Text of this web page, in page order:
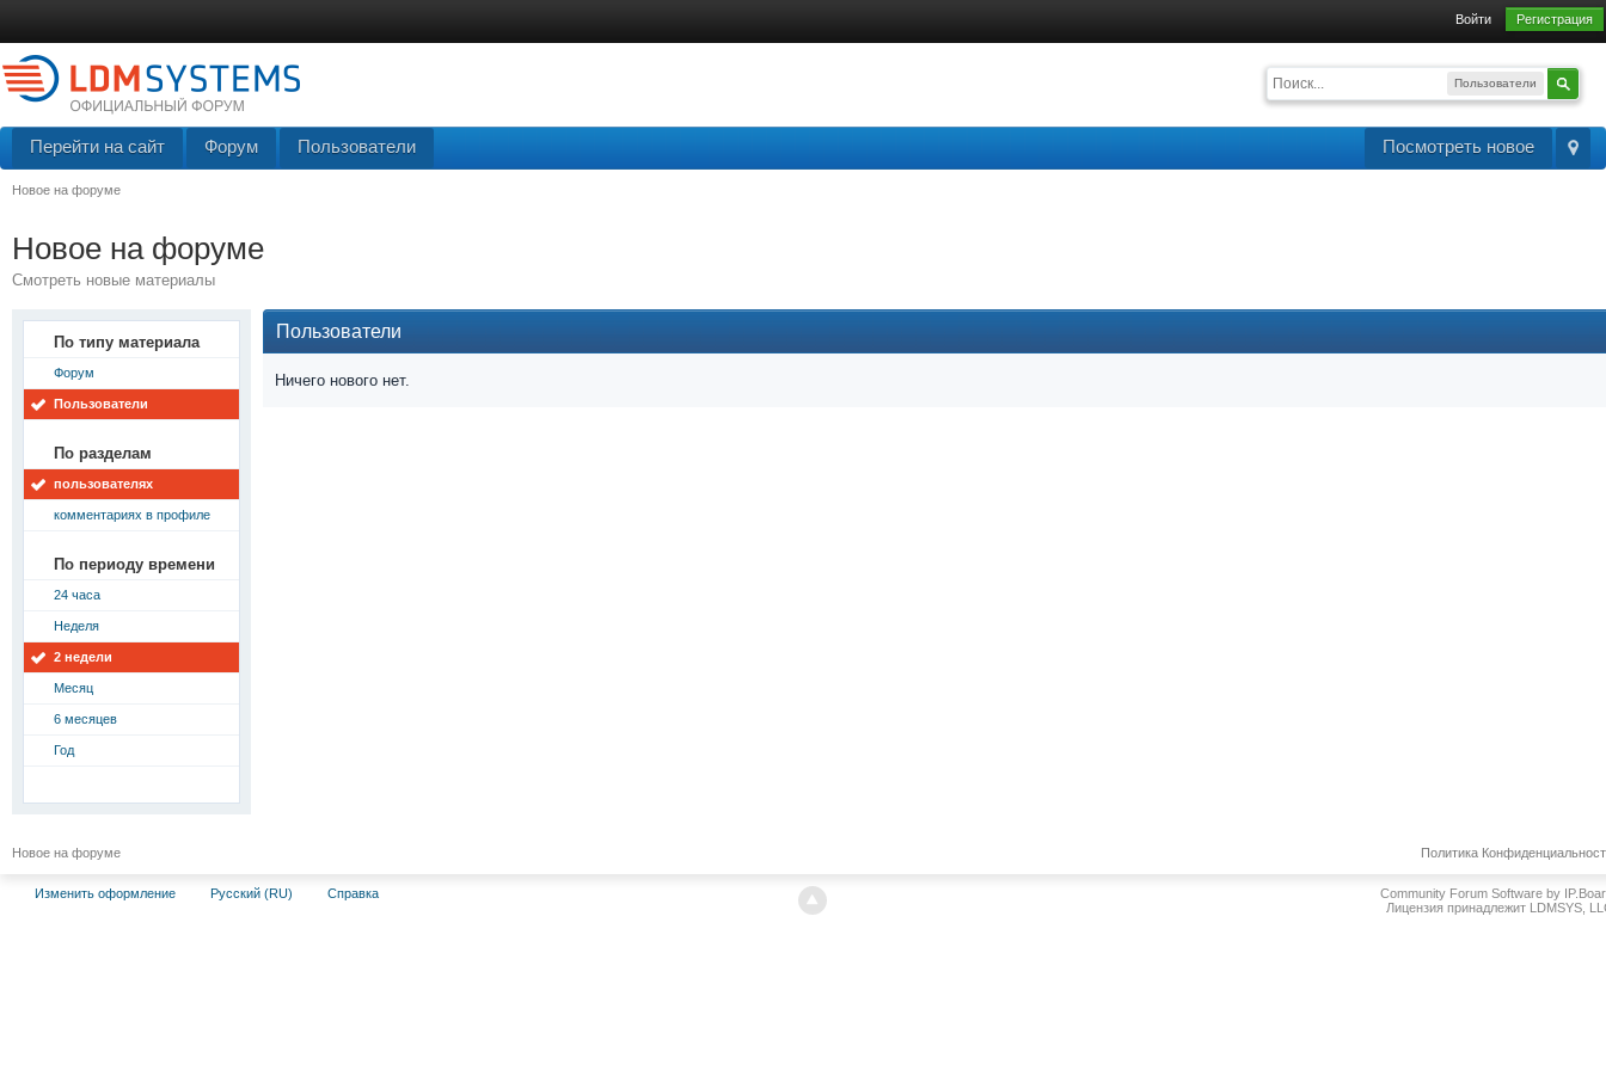
Войти Регистрация
Пользователи
Посмотреть новое
Перейти на сайт Форум Пользователи
Новое на форуме
Новое на форуме
Смотреть новые материалы
По типу материала
Форум
Пользователи
По разделам
пользователях
комментариях в профиле
По периоду времени
24 часа
Неделя
2 недели
Месяц
6 месяцев
Год
Пользователи
Ничего нового нет.
Новое на форуме Политика
Изменить оформление Русский (RU) Справка
Community Forum Software by
Лицензия принадлежит LDMSYS,